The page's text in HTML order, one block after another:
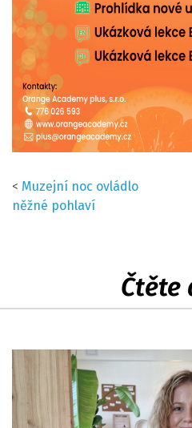
< Muzejní noc ovládlo
něžné pohlaví
Čtěte